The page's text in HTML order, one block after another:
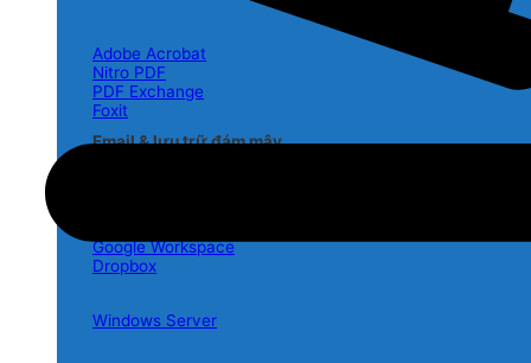
Adobe Acrobat
Nitro PDF
PDF Exchange
Foxit
Email & lưu trữ đám mây
Google Workspace
Dropbox
Windows Server